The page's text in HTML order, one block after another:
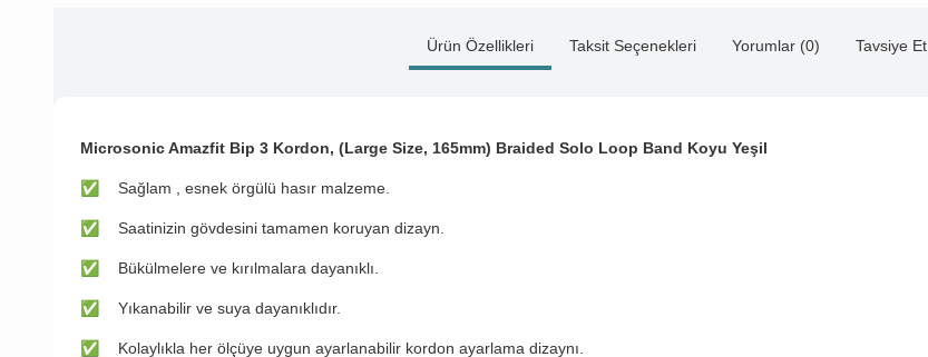
Ürün Özellikleri Taksit Seçenekleri Yorumlar (0) Tavsiye Et
Microsonic Amazfit Bip 3 Kordon, (Large Size, 165mm) Braided Solo Loop Band Koyu Yeşil
✅ ​Sağlam , esnek örgülü hasır malzeme.
✅ ​Saatinizin gövdesini tamamen koruyan dizayn.
✅ ​Bükülmelere ve kırılmalara dayanıklı.
✅ ​Yıkanabilir ve suya dayanıklıdır.
✅ ​Kolaylıkla her ölçüye uygun ayarlanabilir kordon ayarlama dizaynı.